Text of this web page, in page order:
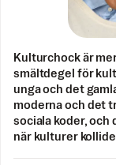
Kulturchock är
smältdegel för
unga och det
moderna och det
sociala koder, och
när kulturer